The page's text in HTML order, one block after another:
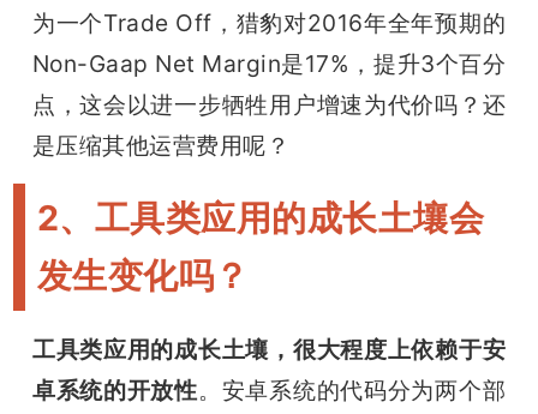
为一个Trade Off，猎豹对2016年全年预期的
Non-Gaap Net Margin是17%，提升3个百分
点，这会以进一步牺牲用户增速为代价吗？还
是压缩其他运营费用呢？
2、工具类应用的成长土壤会
发生变化吗？
工具类应用的成长土壤，很大程度上依赖于安
卓系统的开放性。安卓系统的代码分为两个部